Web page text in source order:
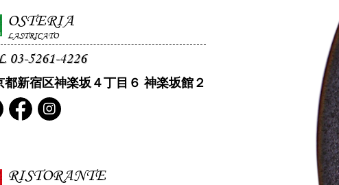
OSTERIA
LASTRICATO
03-5261-4226
都新宿区神楽坂４丁目６ 神楽坂館２
RISTORANTE